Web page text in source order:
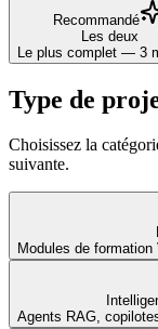
Recommandé
Les deux
Le plus complet — 3
Type de
Choisissez la
suivante.
Modules de
Agents RAG,